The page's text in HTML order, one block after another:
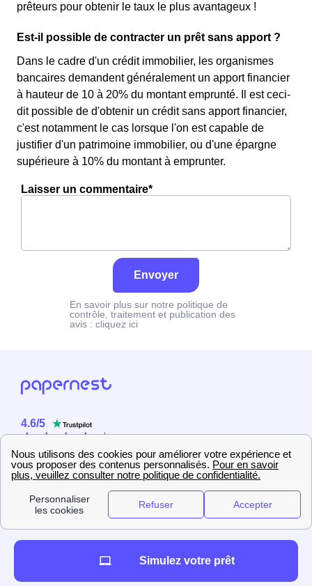
prêteurs pour obtenir le taux le plus avantageux !
Est-il possible de contracter un prêt sans apport ?
Dans le cadre d'un crédit immobilier, les organismes
bancaires demandent généralement un apport financier
à hauteur de 10 à 20% du montant emprunté. Il est ceci-
dit possible de d'obtenir un crédit sans apport financier,
c'est notamment le cas lorsque l'on est capable de
justifier d'un patrimoine immobilier, ou d'une épargne
supérieure à 10% du montant à emprunter.
Laisser un commentaire*
Envoyer
En savoir plus sur notre politique de
contrôle, traitement et publication des
avis : cliquez ici
4.6/5
2358 utilisateurs
Simulez votre prêt